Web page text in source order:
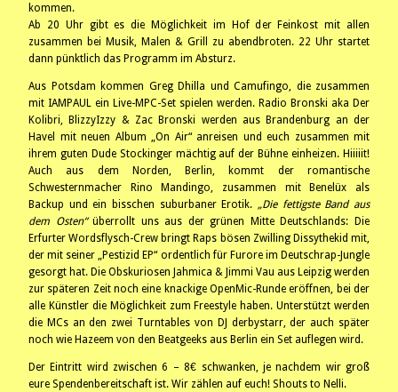
kommen.
Ab 20 Uhr gibt es die Möglichkeit im Hof der Feinkost mit allen
zusammen bei Musik, Malen & Grill zu abendbroten. 22 Uhr startet
dann pünktlich das Programm im Absturz.
Aus Potsdam kommen Greg Dhilla und Camufingo, die zusammen
mit IAMPAUL ein Live-MPC-Set spielen werden. Radio Bronski aka Der
Kolibri, BlizzyIzzy & Zac Bronski werden aus Brandenburg an der
Havel mit neuen Album „On Air“ anreisen und euch zusammen mit
ihrem guten Dude Stockinger mächtig auf der Bühne einheizen. Hiiiiit!
Auch aus dem Norden, Berlin, kommt der romantische
Schwesternmacher Rino Mandingo, zusammen mit Benelüx als
Backup und ein bisschen suburbaner Erotik. „Die fettigste Band aus
dem Osten“überrollt uns aus der grünen Mitte Deutschlands: Die
Erfurter Wordsflysch-Crew bringt Raps bösen Zwilling Dissythekid mit,
der mit seiner „Pestizid EP“ ordentlich für Furore im Deutschrap-Jungle
gesorgt hat. Die Obskuriosen Jahmica & Jimmi Vau aus Leipzig werden
zur späteren Zeit noch eine knackige OpenMic-Runde eröffnen, bei der
alle Künstler die Möglichkeit zum Freestyle haben. Unterstützt werden
die MCs an den zwei Turntables von DJ derbystarr, der auch später
noch wie Hazeem von den Beatgeeks aus Berlin ein Set auflegen wird.
Der Eintritt wird zwischen 6 – 8€ schwanken, je nachdem wir groß
eure Spendenbereitschaft ist. Wir zählen auf euch! Shouts to Nelli.